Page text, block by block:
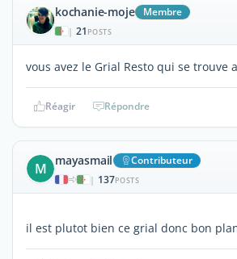
kochanie-moje Membre
| 21 POSTS
vous avez le Grial Resto qui se trouve
Réagir Répondre
M mayasmail Contributeur
| 137POSTS
il est plutot bien ce grial donc bon